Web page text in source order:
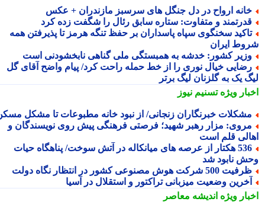
ارواح در دل جنگل های سرسبز مازندران + عکس
و متفاوت: ستاره سابق رئال را شگفت زده کرد
سخنگوی سپاه پاسداران بر حفظ تنگه هرمز تا پذیرفتن همه
ایران
کشور: خدشه به همبستگی ملی گناهی نابخشودنی است
خیال نوری را از خط حمله راحت کرد/ پیام واضح آقای گل
یک به گلزنان لیگ برتر
ویژهتسنیم نیوز
خبرنگاران زنجانی/ از نبود خانه مطبوعات تا مشکل مسکن
مزار رهبر شهید؛ فرصتی فرهنگی پیش روی نویسندگان و
قلم است
536 هکتار از عرصه های میانکاله در آتش سوخت/ پناهگاه حیات
نابود شد
500 شرکت هوش مصنوعی کشور در انتظار نگاه دولت
وضعیت میزبانی تراکتور و استقلال در آسیا
ویژهاندیشه معاصر